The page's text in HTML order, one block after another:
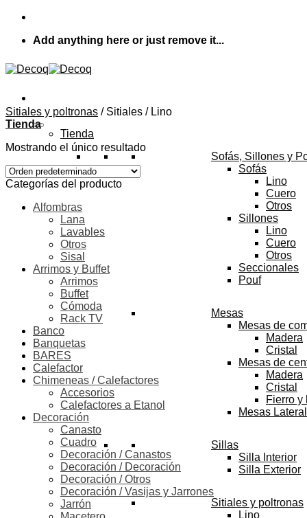
Skip
contentAdd anything here or just remove it...
Tienda
Sofás, Sillones y
Sofás
Lino
Cuero
Otros
Sillones
Lino
Cuero
Otros
Seccionales
Pouf
Mesas
Mesas de
Madera
Cristal
Mesas de
Madera
Cristal
Fierro y
Mesas
Sillas
Silla Interior
Silla Exterior
Sitiales y poltronas
Lino
Sitiales y poltronas /Sitiales / Lino
Tienda
Mostrando el único resultado
Categorías del producto
Alfombras
Lana
Lavables
Otros
Sisal
Arrimos y Buffet
Arrimos
Buffet
Cómoda
Rack TV
Banco
Banquetas
BARES
Calefactor
Chimeneas / Calefactores
Accesorios
Calefactores a Etanol
Decoración
Canasto
Cuadro
Decoración / Canastos
Decoración / Decoración
Decoración / Otros
Decoración / Vasijas y Jarrones
Jarrón